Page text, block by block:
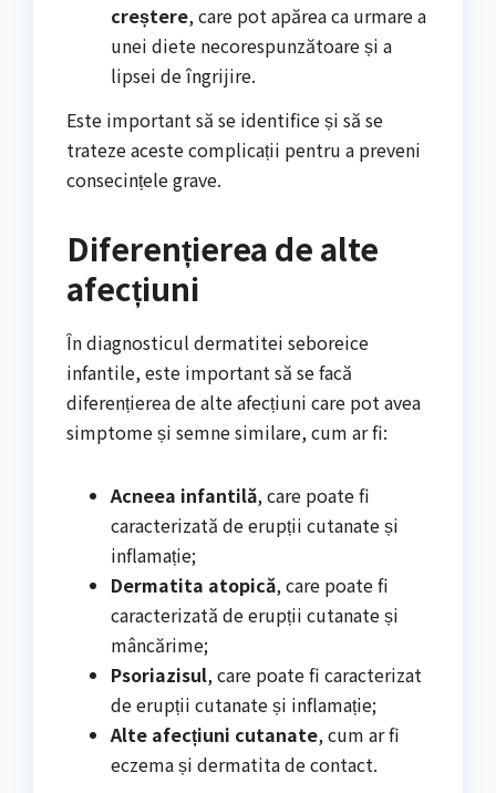
creștere, care pot apărea ca urmare a
unei diete necorespunzătoare și a
lipsei de îngrijire.
Este important să se identifice și să se
trateze aceste complicații pentru a preveni
consecințele grave.
Diferențierea de alte
afecțiuni
În diagnosticul dermatitei seboreice
infantile, este important să se facă
diferențierea de alte afecțiuni care pot avea
simptome și semne similare, cum ar fi:
Acneea infantilă, care poate fi
caracterizată de erupții cutanate și
inflamație;
Dermatita atopică, care poate fi
caracterizată de erupții cutanate și
mâncărime;
Psoriazisul, care poate fi caracterizat
de erupții cutanate și inflamație;
Alte afecțiuni cutanate, cum ar fi
eczema și dermatita de contact.